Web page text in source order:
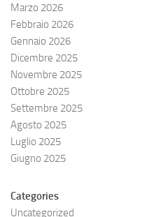
Marzo 2026
Febbraio 2026
Gennaio 2026
Dicembre 2025
Novembre 2025
Ottobre 2025
Settembre 2025
Agosto 2025
Luglio 2025
Giugno 2025
Categories
Uncategorized